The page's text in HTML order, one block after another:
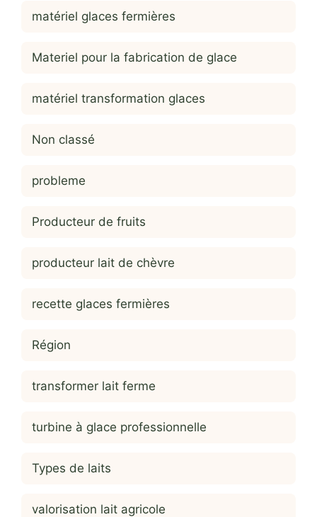
matériel glaces fermières
Materiel pour la fabrication de glace
matériel transformation glaces
Non classé
probleme
Producteur de fruits
producteur lait de chèvre
recette glaces fermières
Région
transformer lait ferme
turbine à glace professionnelle
Types de laits
valorisation lait agricole